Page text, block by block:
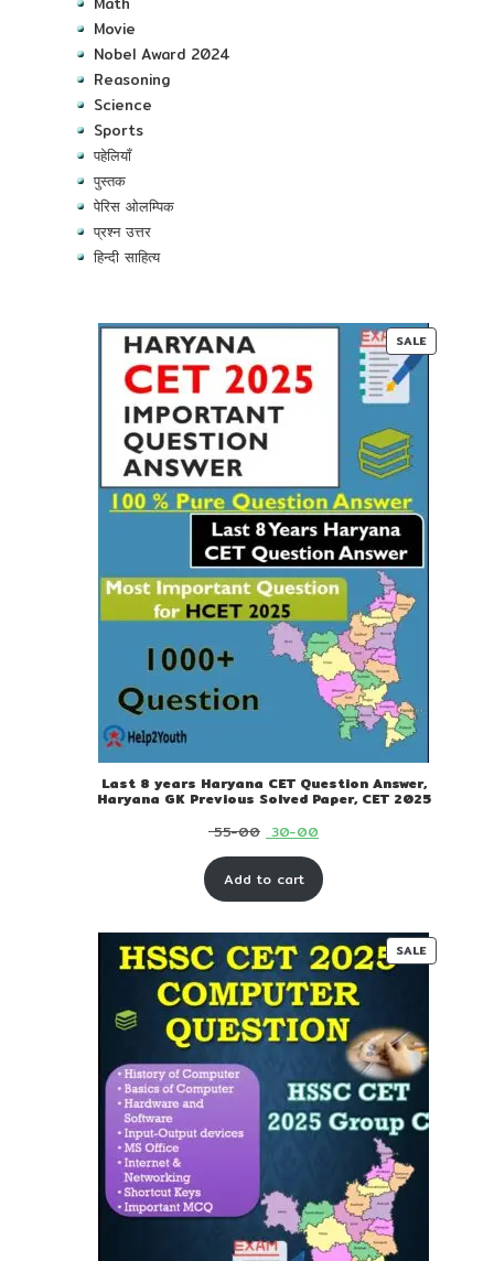
Movie
Nobel Award 2024
Reasoning
Science
Sports
पहेलियाँ
पुस्तक
पेरिस ओलम्पिक
प्रश्न उत्तर
हिन्दी साहित्य
SALE
Last 8 years Haryana CET Question Answer,
Haryana GK Previous Solved Paper, CET 2025
55-00 Original
price
was:
00.
30-00Current
price
is:
00.
Add to cart
SALE